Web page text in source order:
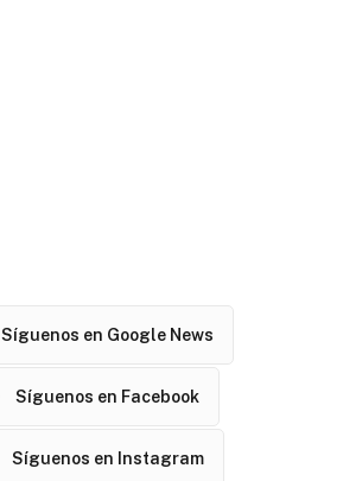
Síguenos en Google News
Síguenos en Facebook
Síguenos en Instagram